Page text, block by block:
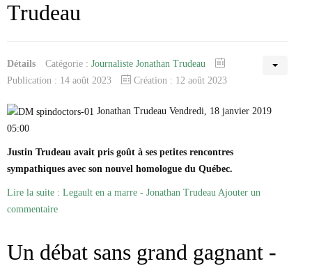
Trudeau
Détails Catégorie : Journaliste Jonathan Trudeau
Publication : 14 août 2023
Création : 12 août 2023
Jonathan Trudeau Vendredi, 18 janvier 2019
05:00
Justin Trudeau avait pris goût à ses petites rencontres
sympathiques avec son nouvel homologue du Québec.
Lire la suite : Legault en a marre - Jonathan Trudeau Ajouter un
commentaire
Un débat sans grand gagnant -